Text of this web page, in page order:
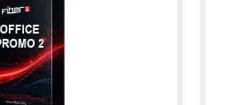
OFFICE
2